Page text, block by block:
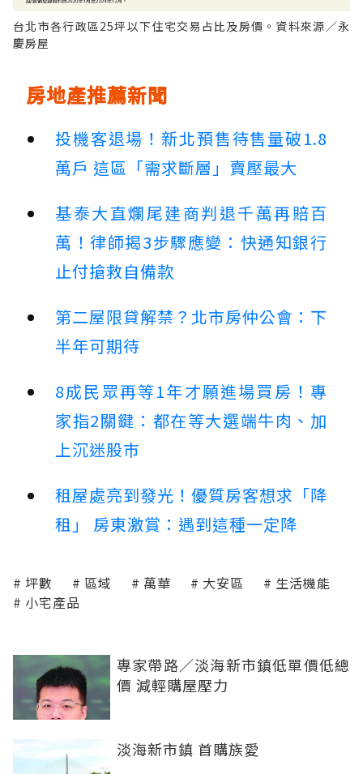
台北市各行政區25坪以下住宅交易占比及房價。資料來源／永
慶房屋
房地產推薦新聞
投機客退場！新北預售待售量破1.8
萬戶 這區「需求斷層」賣壓最大
基泰大直爛尾建商判退千萬再賠百
萬！律師揭3步驟應變：快通知銀行
止付搶救自備款
第二屋限貸解禁？北市房仲公會：下
半年可期待
8成民眾再等1年才願進場買房！專
家指2關鍵：都在等大選端牛肉、加
上沉迷股市
租屋處亮到發光！優質房客想求「降
租」 房東激賞：遇到這種一定降
坪數 區域 萬華 大安區
生活機能
小宅產品
專家帶路／淡海新市鎮低單價低總
價 減輕購屋壓力
淡海新市鎮 首購族愛